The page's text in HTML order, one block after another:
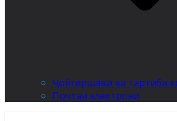
Ҷойгиршавӣ ва тартиби
Почтаи электронӣ